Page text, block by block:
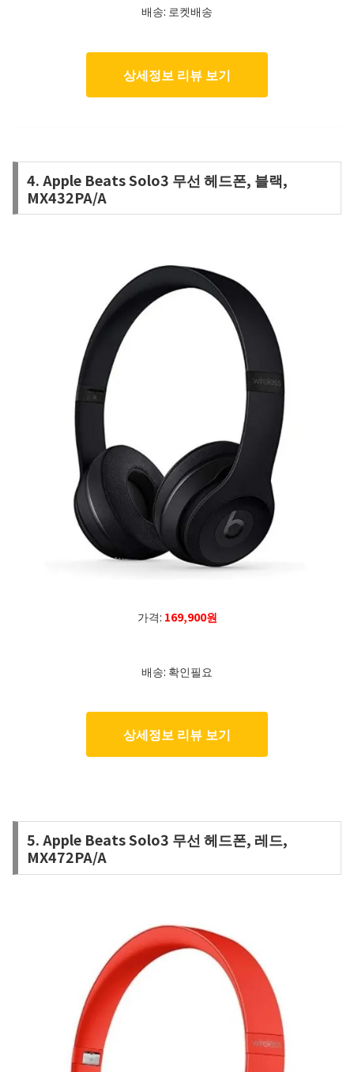
배송: 로켓배송
상세정보 리뷰 보기
4. Apple Beats Solo3 무선 헤드폰, 블랙,
MX432PA/A
가격: 169,900원
배송: 확인필요
상세정보 리뷰 보기
5. Apple Beats Solo3 무선 헤드폰, 레드,
MX472PA/A